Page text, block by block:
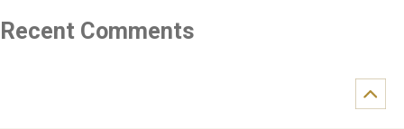
Recent Comments